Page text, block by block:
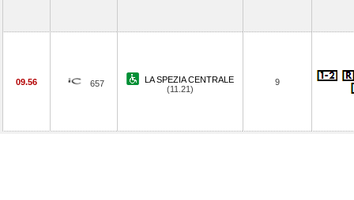
09.56 657
LA SPEZIA CENTRALE
(11.21)
9